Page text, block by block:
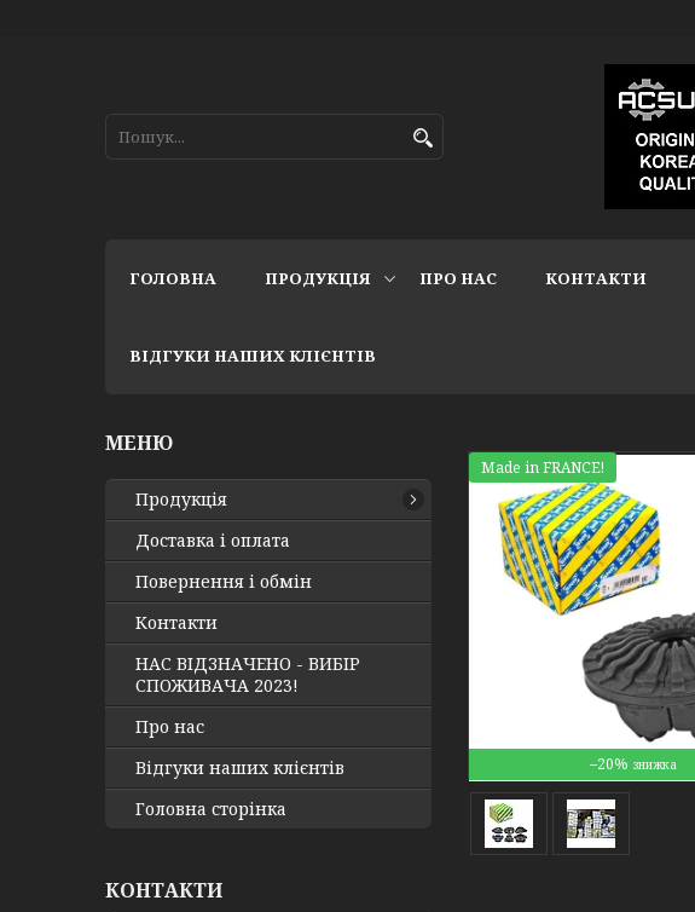
ГОЛОВНА ПРОДУКЦІЯ ПРО НАС КОНТАКТИ
ВІДГУКИ НАШИХ КЛІЄНТІВ
–20%
Made in FRANCE!
Продукція
Доставка і оплата
Повернення і обмін
Контакти
НАС ВІДЗНАЧЕНО - ВИБІР
СПОЖИВАЧА 2023!
Про нас
Відгуки наших клієнтів
Головна сторінка
КОНТАКТИ